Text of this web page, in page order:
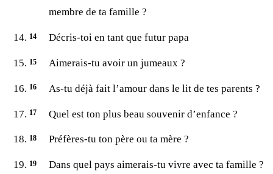
membre de ta famille ?
Décris-toi en tant que futur papa
Aimerais-tu avoir un jumeaux ?
As-tu déjà fait l’amour dans le lit de tes parents ?
Quel est ton plus beau souvenir d’enfance ?
Préfères-tu ton père ou ta mère ?
Dans quel pays aimerais-tu vivre avec ta famille ?